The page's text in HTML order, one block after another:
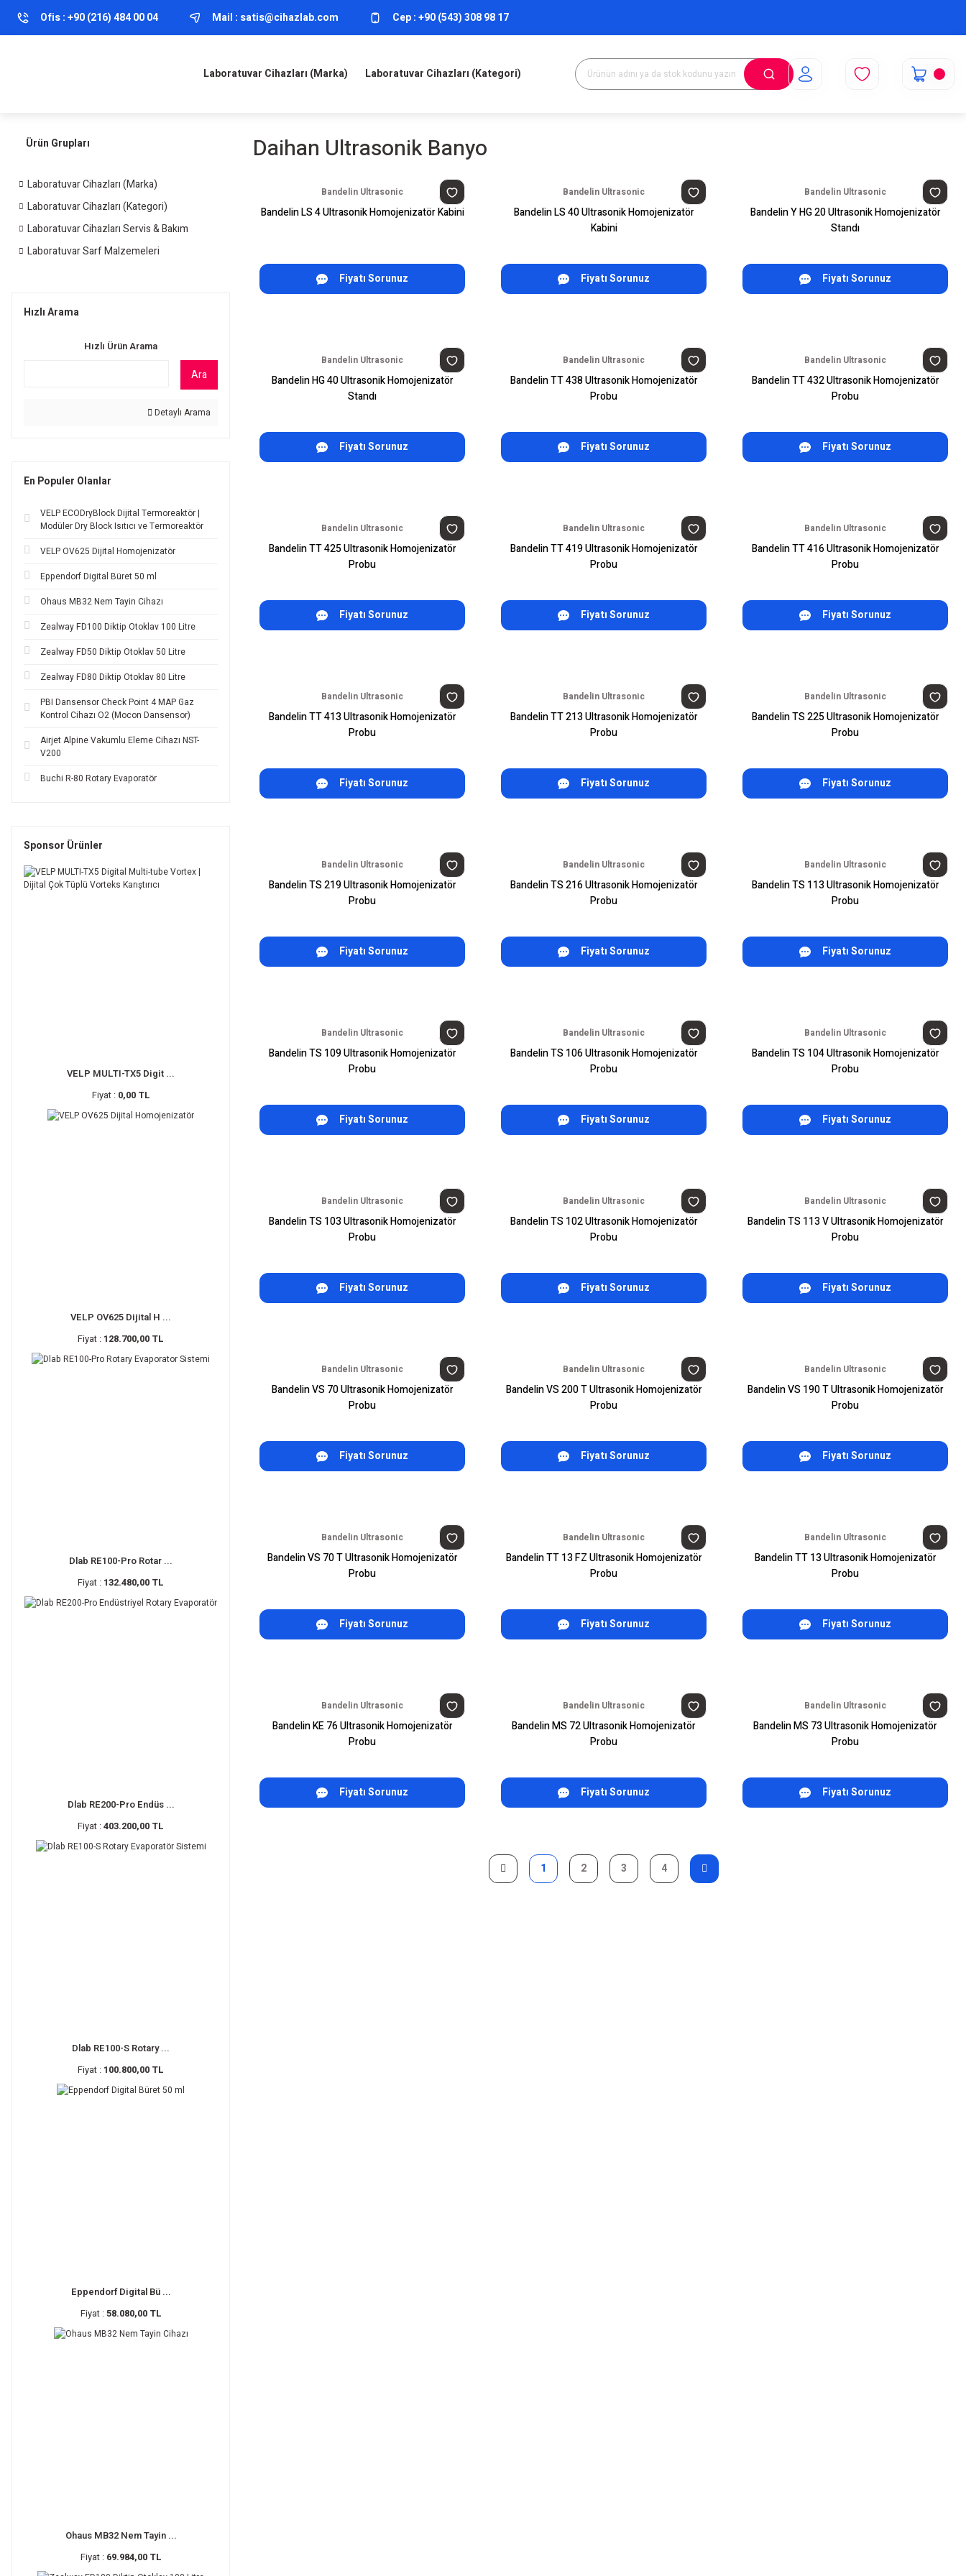
Ofis :+90 (216) 484 00 04 Mail : satis@cihazlab.com Cep :+90 (543) 308 98 17
Laboratuvar Cihazları (Marka) Laboratuvar Cihazları (Kategori)
Ürün Grupları
Laboratuvar Cihazları (Marka)
Laboratuvar Cihazları (Kategori)
Laboratuvar Cihazları Servis & Bakım
Laboratuvar Sarf Malzemeleri
Hızlı Arama
Hızlı Ürün Arama
Ara
Detaylı Arama
En Populer Olanlar
VELP ECODryBlock Dijital Termoreaktör |
Modüler Dry Block Isıtıcı ve Termoreaktör
VELP OV625 Dijital Homojenizatör
Eppendorf Digital Büret 50 ml
Ohaus MB32 Nem Tayin Cihazı
Zealway FD100 Diktip Otoklav 100 Litre
Zealway FD50 Diktip Otoklav 50 Litre
Zealway FD80 Diktip Otoklav 80 Litre
PBI Dansensor Check Point 4 MAP Gaz
Kontrol Cihazı O2 (Mocon Dansensor)
Airjet Alpine Vakumlu Eleme Cihazı NST-
V200
Buchi R-80 Rotary Evaporatör
Sponsor Ürünler
VELP MULTI-TX5 Digit ...
Fiyat : 0,00 TL
VELP OV625 Dijital H ...
Fiyat : 128.700,00 TL
Dlab RE100-Pro Rotar ...
Fiyat : 132.480,00 TL
Dlab RE200-Pro Endüs ...
Fiyat :403.200,00 TL
Dlab RE100-S Rotary ...
Fiyat : 100.800,00 TL
Eppendorf Digital Bü ...
Fiyat :58.080,00 TL
Ohaus MB32 Nem Tayin ...
Fiyat : 69.984,00 TL
Daihan Ultrasonik Banyo
Bandelin Ultrasonic
Bandelin LS 4 Ultrasonik Homojenizatör Kabini
Fiyatı Sorunuz
Bandelin Ultrasonic
Bandelin LS 40 Ultrasonik Homojenizatör
Kabini
Fiyatı Sorunuz
Bandelin Ultrasonic
Bandelin Y HG 20 Ultrasonik Homojenizatör
Standı
Fiyatı Sorunuz
Bandelin Ultrasonic
Bandelin HG 40 Ultrasonik Homojenizatör
Standı
Fiyatı Sorunuz
Bandelin Ultrasonic
Bandelin TT 438 Ultrasonik Homojenizatör
Probu
Fiyatı Sorunuz
Bandelin Ultrasonic
Bandelin TT 432 Ultrasonik Homojenizatör
Probu
Fiyatı Sorunuz
Bandelin Ultrasonic
Bandelin TT 425 Ultrasonik Homojenizatör
Probu
Fiyatı Sorunuz
Bandelin Ultrasonic
Bandelin TT 419 Ultrasonik Homojenizatör
Probu
Fiyatı Sorunuz
Bandelin Ultrasonic
Bandelin TT 416 Ultrasonik Homojenizatör
Probu
Fiyatı Sorunuz
Bandelin Ultrasonic
Bandelin TT 413 Ultrasonik Homojenizatör
Probu
Fiyatı Sorunuz
Bandelin Ultrasonic
Bandelin TT 213 Ultrasonik Homojenizatör
Probu
Fiyatı Sorunuz
Bandelin Ultrasonic
Bandelin TS 225 Ultrasonik Homojenizatör
Probu
Fiyatı Sorunuz
Bandelin Ultrasonic
Bandelin TS 219 Ultrasonik Homojenizatör
Probu
Fiyatı Sorunuz
Bandelin Ultrasonic
Bandelin TS 216 Ultrasonik Homojenizatör
Probu
Fiyatı Sorunuz
Bandelin Ultrasonic
Bandelin TS 113 Ultrasonik Homojenizatör
Probu
Fiyatı Sorunuz
Bandelin Ultrasonic
Bandelin TS 109 Ultrasonik Homojenizatör
Probu
Fiyatı Sorunuz
Bandelin Ultrasonic
Bandelin TS 106 Ultrasonik Homojenizatör
Probu
Fiyatı Sorunuz
Bandelin Ultrasonic
Bandelin TS 104 Ultrasonik Homojenizatör
Probu
Fiyatı Sorunuz
Bandelin Ultrasonic
Bandelin TS 103 Ultrasonik Homojenizatör
Probu
Fiyatı Sorunuz
Bandelin Ultrasonic
Bandelin TS 102 Ultrasonik Homojenizatör
Probu
Fiyatı Sorunuz
Bandelin Ultrasonic
Bandelin TS 113 V Ultrasonik Homojenizatör
Probu
Fiyatı Sorunuz
Bandelin Ultrasonic
Bandelin VS 70 Ultrasonik Homojenizatör
Probu
Fiyatı Sorunuz
Bandelin Ultrasonic
Bandelin VS 200 T Ultrasonik Homojenizatör
Probu
Fiyatı Sorunuz
Bandelin Ultrasonic
Bandelin VS 190 T Ultrasonik Homojenizatör
Probu
Fiyatı Sorunuz
Bandelin Ultrasonic
Bandelin VS 70 T Ultrasonik Homojenizatör
Probu
Fiyatı Sorunuz
Bandelin Ultrasonic
Bandelin TT 13 FZ Ultrasonik Homojenizatör
Probu
Fiyatı Sorunuz
Bandelin Ultrasonic
Bandelin TT 13 Ultrasonik Homojenizatör
Probu
Fiyatı Sorunuz
Bandelin Ultrasonic
Bandelin KE 76 Ultrasonik Homojenizatör
Probu
Fiyatı Sorunuz
Bandelin Ultrasonic
Bandelin MS 72 Ultrasonik Homojenizatör
Probu
Fiyatı Sorunuz
Bandelin Ultrasonic
Bandelin MS 73 Ultrasonik Homojenizatör
Probu
Fiyatı Sorunuz
1 2 3 4